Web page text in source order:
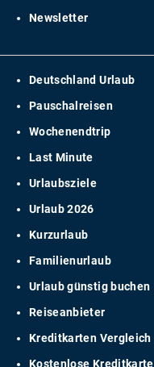
Newsletter
Deutschland Urlaub
Pauschalreisen
Wochenendtrip
Last Minute
Urlaubsziele
Urlaub 2026
Kurzurlaub
Familienurlaub
Urlaub günstig buchen
Reiseanbieter
Kreditkarten Vergleich
Kostenlose Kreditkarte